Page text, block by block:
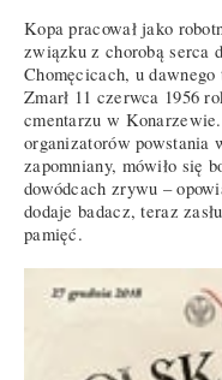
Kopa pracował jako
związku z chorobą serca
Chomęcicach, u
Zmarł 11 czerwca 1956
cmentarzu w
organizatorów powstania
zapomniany, mówiło się
dowódcach zrywu –
dodaje badacz, teraz
pamięć.